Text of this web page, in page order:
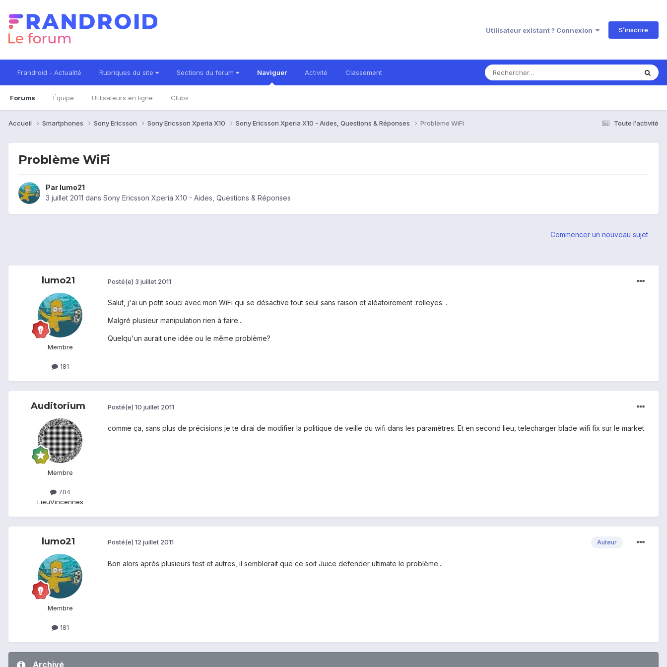
Utilisateur existant ? Connexion S’inscrire
Frandroid - Actualité Rubriques du site Sections du forum Naviguer
Forums Équipe Utilisateurs en ligne Clubs
Activité Classement
Toute l’activité
Accueil Smartphones Sony Ericsson Sony Ericsson Xperia X10 Sony Ericsson Xperia X10 - Aides, Questions & Réponses Problème WiFi
Problème WiFi
Par lumo21
3 juillet 2011 dans Sony Ericsson Xperia X10 - Aides, Questions & Réponses
Commencer un nouveau sujet
lumo21
Membre
181
Posté(e) 3 juillet 2011
Salut, j'ai un petit souci avec mon WiFi qui se désactive tout seul sans raison et aléatoirement :rolleyes: .
Malgré plusieur manipulation rien à faire...
Quelqu'un aurait une idée ou le même problème?
Auditorium
Membre
704
LieuVincennes
Posté(e) 10 juillet 2011
comme ça, sans plus de précisions je te dirai de modifier la politique de veille du wifi dans les paramètres. Et en second lieu, telecharger blade wifi fix sur le market.
lumo21
Membre
181
Auteur
Posté(e) 12 juillet 2011
Bon alors après plusieurs test et autres, il semblerait que ce soit Juice defender ultimate le problème...
Archivé